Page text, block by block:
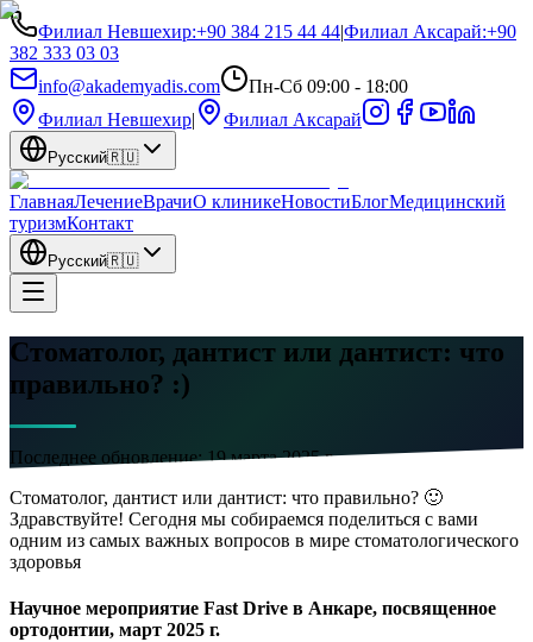
Филиал Невшехир:+90 384 215 44 44|Филиал Аксарай:+90
382 333 03 03
info@akademyadis.com
Пн-Сб 09:00 - 18:00
Филиал Невшехир| Филиал Аксарай
Русский🇷🇺
ГлавнаяЛечениеВрачиО клиникеНовостиБлогМедицинский
туризмКонтакт
Русский🇷🇺
Стоматолог, дантист или дантист: что
правильно? :)
Последнее обновление:19 марта 2025 г.
Стоматолог, дантист или дантист: что правильно? 🙂
Здравствуйте! Сегодня мы собираемся поделиться с вами
одним из самых важных вопросов в мире стоматологического
здоровья
Научное мероприятие Fast Drive в Анкаре, посвященное
ортодонтии, март 2025 г.